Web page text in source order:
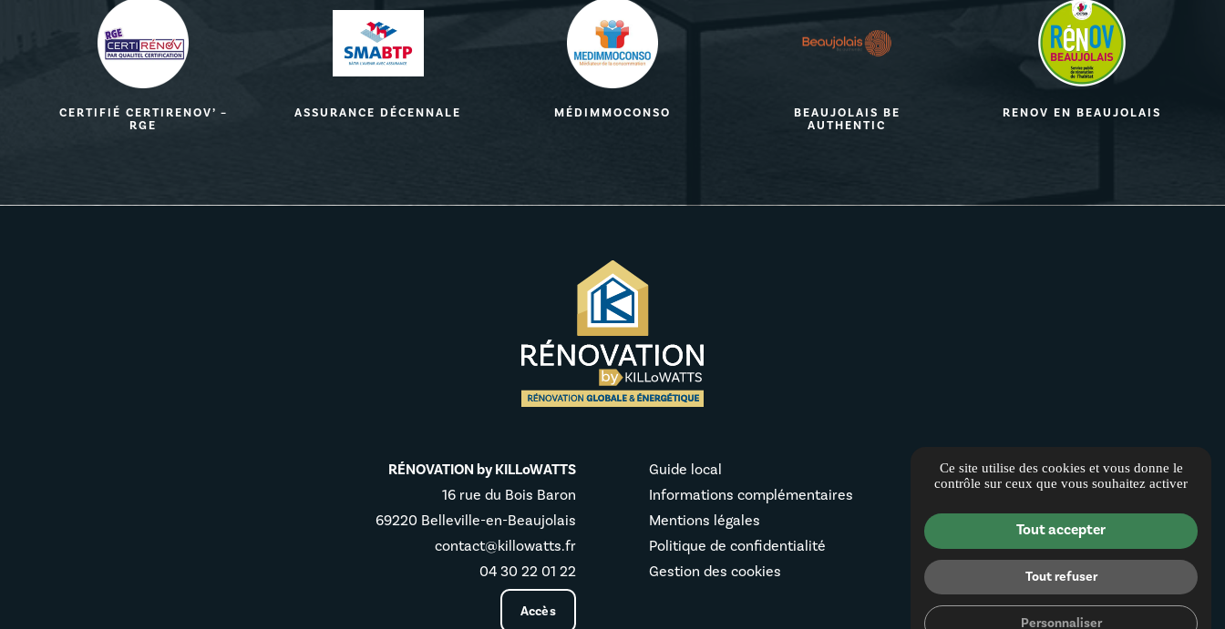
CERTIFIÉ CERTIRENOV’ –
RGE
ASSURANCE DÉCENNALE MÉDIMMOCONSO
BEAUJOLAIS BE
AUTHENTIC
RENOV EN BEAUJOLAIS
RÉNOVATION by KILLoWATTS
16 rue du Bois Baron
69220 Belleville-en-Beaujolais
contact@killowatts.fr
04 30 22 01 22
Accès
Guide local
Informations complémentaires
Mentions légales
Politique de confidentialité
Gestion des cookies
Ce site utilise des cookies et vous donne le
contrôle sur ceux que vous souhaitez activer
Tout accepter
Tout refuser
Personnaliser